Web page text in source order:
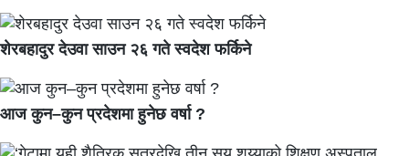
शेरबहादुर देउवा साउन २६ गते स्वदेश फर्किने
आज कुन–कुन प्रदेशमा हुनेछ वर्षा ?